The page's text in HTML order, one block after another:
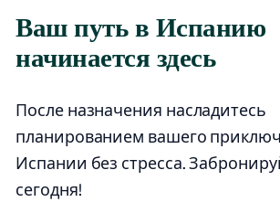
Ваш путь в Испанию
начинается здесь
После назначения насладитесь
планированием вашего
Испании без стресса.
сегодня!